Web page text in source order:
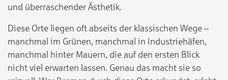
und überraschender Ästhetik.
Diese Orte liegen oft abseits der klassischen Wege –
manchmal im Grünen, manchmal in Industriehäfen,
manchmal hinter Mauern, die auf den ersten Blick
nicht viel erwarten lassen. Genau das macht sie so